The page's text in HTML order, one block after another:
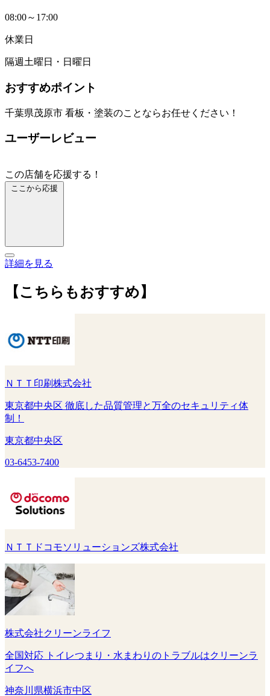
08:00～17:00
休業日
隔週土曜日・日曜日
おすすめポイント
千葉県茂原市 看板・塗装のことならお任せください！
ユーザーレビュー
この店舗を応援する！
ここから応援
詳細を見る
【こちらもおすすめ】
ＮＴＴ印刷株式会社
東京都中央区 徹底した品質管理と万全のセキュリティ体
制！
東京都中央区
03-6453-7400
ＮＴＴドコモソリューションズ株式会社
株式会社クリーンライフ
全国対応 トイレつまり・水まわりのトラブルはクリーンラ
イフへ
神奈川県横浜市中区